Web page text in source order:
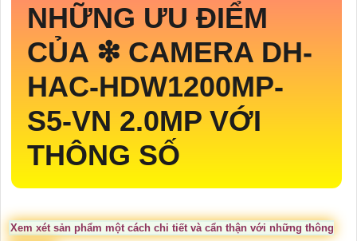
NHỮNG ƯU ĐIỂM
CỦA ❇ CAMERA DH-
HAC-HDW1200MP-
S5-VN 2.0MP VỚI
THÔNG SỐ
Xem xét sản phẩm một cách chi tiết và cẩn thận với những thông